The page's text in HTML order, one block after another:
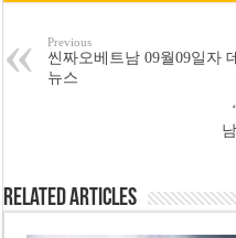
Previous
씬짜오베트남 09월09일자
뉴스
Related Articles